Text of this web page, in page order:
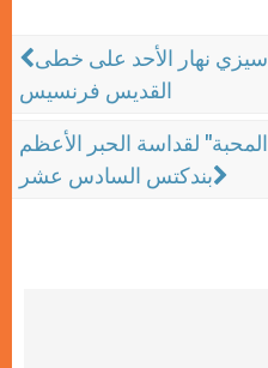
نهار الأحد على خطى
القديس فرنسيس
لقداسة الحبر الأعظم
بندكتس السادس عشر